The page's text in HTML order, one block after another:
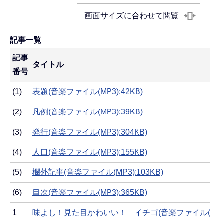
画面サイズに合わせて閲覧
記事一覧
記事
番号
タイトル
(1) 表題(音楽ファイル(MP3):42KB)
(2) 凡例(音楽ファイル(MP3):39KB)
(3) 発行(音楽ファイル(MP3):304KB)
(4) 人口(音楽ファイル(MP3):155KB)
(5) 欄外記事(音楽ファイル(MP3):103KB)
(6) 目次(音楽ファイル(MP3):365KB)
1 味よし！見た目かわいい！ イチゴ(音楽ファイル